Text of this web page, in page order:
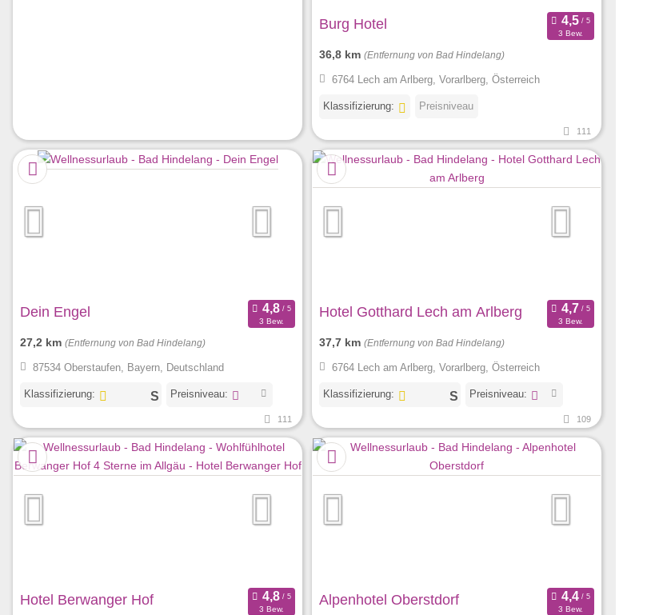
Burg Hotel
3 Bew.
36,8 km (Entfernung von Bad Hindelang)
6764 Lech am Arlberg, Vorarlberg, Österreich
Klassifizierung: Preisniveau
111
Dein Engel
3 Bew.
27,2 km (Entfernung von Bad Hindelang)
87534 Oberstaufen, Bayern, Deutschland
Klassifizierung: Preisniveau:
111
Hotel Gotthard Lech am Arlberg
3 Bew.
37,7 km (Entfernung von Bad Hindelang)
6764 Lech am Arlberg, Vorarlberg, Österreich
Klassifizierung: Preisniveau:
109
Hotel Berwanger Hof
3 Bew.
Alpenhotel Oberstdorf
3 Bew.